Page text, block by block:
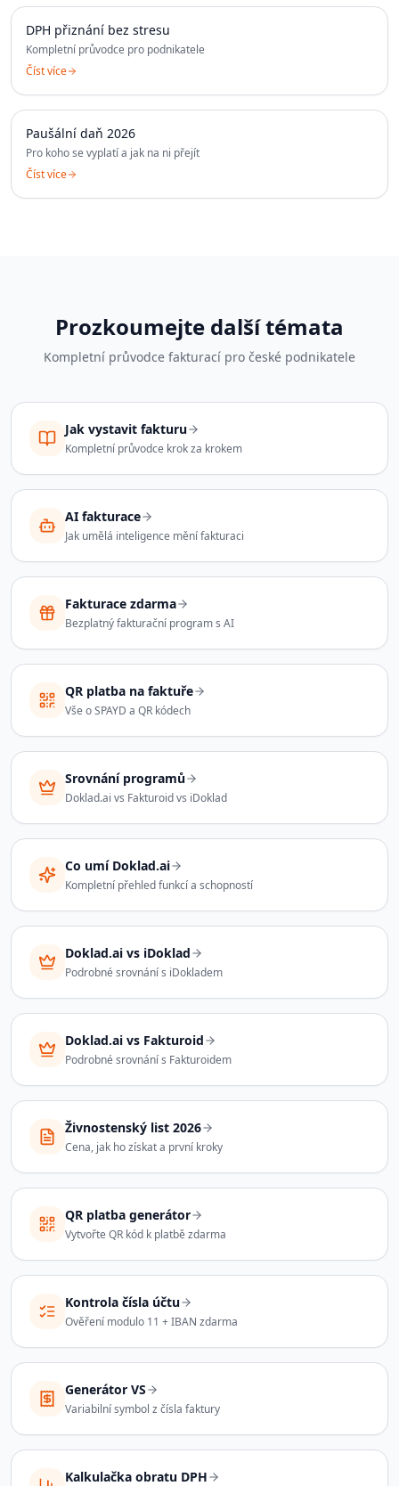
DPH přiznání bez stresu
Kompletní průvodce pro podnikatele
Číst více
Paušální daň 2026
Pro koho se vyplatí a jak na ni přejít
Číst více
Prozkoumejte další témata
Kompletní průvodce fakturací pro české podnikatele
Jak vystavit fakturu
Kompletní průvodce krok za krokem
AI fakturace
Jak umělá inteligence mění fakturaci
Fakturace zdarma
Bezplatný fakturační program s AI
QR platba na faktuře
Vše o SPAYD a QR kódech
Srovnání programů
Doklad.ai vs Fakturoid vs iDoklad
Co umí Doklad.ai
Kompletní přehled funkcí a schopností
Doklad.ai vs iDoklad
Podrobné srovnání s iDokladem
Doklad.ai vs Fakturoid
Podrobné srovnání s Fakturoidem
Živnostenský list 2026
Cena, jak ho získat a první kroky
QR platba generátor
Vytvořte QR kód k platbě zdarma
Kontrola čísla účtu
Ověření modulo 11 + IBAN zdarma
Generátor VS
Variabilní symbol z čísla faktury
Kalkulačka obratu DPH